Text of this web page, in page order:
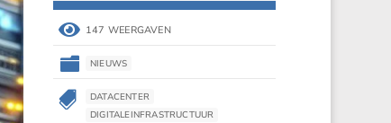
 147 WEERGAVEN
 NIEUWS

DATACENTER
DIGITALEINFRASTRUCTUUR